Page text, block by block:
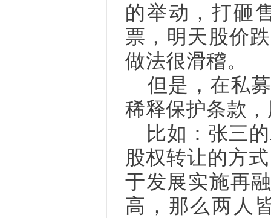
的举动，打砸
票，明天股价
做法很滑稽。
但是，在私
稀释保护条款
比如：张三的
股权转让的方
于发展实施再
高，那么两人